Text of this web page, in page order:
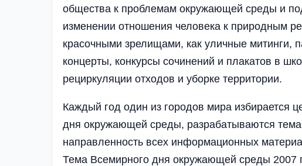
общества к проблемам окружающей среды и
изменении отношения человека к природным
красочными зрелищами, как уличные митинги,
концерты, конкурсы сочинений и плакатов в
рециркуляции отходов и уборке территории.
Каждый год один из городов мира избирается
дня окружающей среды, разрабатываются
направленность всех информационных
Тема Всемирного дня окружающей среды 2007